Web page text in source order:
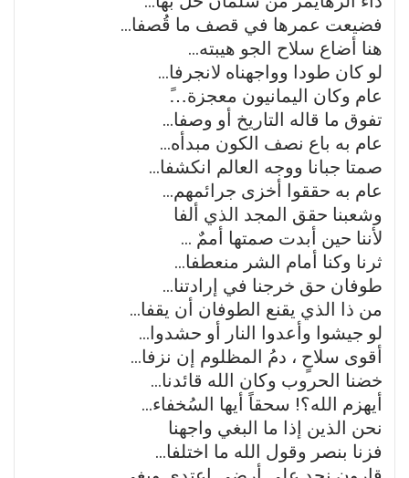
فضيعت عمرها في قصف ما قُصفا…
هنا أضاع سلاح الجو هيبته…
لو كان طودا وواجهناه ﻻنجرفا…
عام وكان اليمانيون معجزة…ً
تفوق ما قاله التاريخ أو وصفا…
عام به باع نصف الكون مبدأه…
صمتا جبانا ووجه العالم انكشفا…
عام به حققوا أخزى جرائمهم…
وشعبنا حقق المجد الذي ألفا
ﻷننا حين أبدت صمتها أممٌ …
ثرنا وكنا أمام الشر منعطفا…
طوفان حق خرجنا في إرادتنا…
من ذا الذي يقنع الطوفان أن يقفا…
لو جيشوا وأعدوا النار أو حشدوا…
أقوى سلاحٍ ، دمُ المظلوم إن نزفا…
خضنا الحروب وكان الله قائدنا…
أيهزم الله؟! سحقاً أيها السُخفاء…
نحن الذين إذا ما البغي واجهنا
فزنا بنصر وقول الله ما اختلفا…